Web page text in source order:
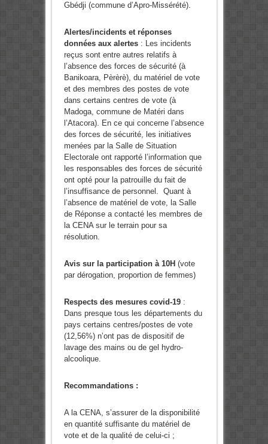
Gbédji (commune d’Apro-Missérété).
Alertes/incidents et réponses
données aux alertes : Les incidents
reçus sont entre autres relatifs à
l’absence des forces de sécurité (à
Banikoara, Pèrèrè), du matériel de vote
et des membres des postes de vote
dans certains centres de vote (à
Madoga, commune de Matéri dans
l’Atacora). En ce qui concerne l’absence
des forces de sécurité, les initiatives
menées par la Salle de Situation
Electorale ont rapporté l’information que
les responsables des forces de sécurité
ont opté pour la patrouille du fait de
l’insuffisance de personnel. Quant à
l’absence de matériel de vote, la Salle
de Réponse a contacté les membres de
la CENA sur le terrain pour sa
résolution.
Avis sur la participation à 10H (vote
par dérogation, proportion de femmes)
Respects des mesures covid-19 :
Dans presque tous les départements du
pays certains centres/postes de vote
(12,56%) n’ont pas de dispositif de
lavage des mains ou de gel hydro-
alcoolique.
Recommandations :
A la CENA, s’assurer de la disponibilité
en quantité suffisante du matériel de
vote et de la qualité de celui-ci ;